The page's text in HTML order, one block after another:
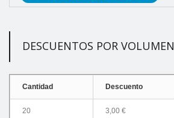
DESCUENTOS POR VOLUMEN
Cantidad Descuento
20 3,00 €